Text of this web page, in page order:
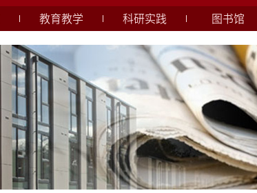
教育教学 科研实践 图书馆